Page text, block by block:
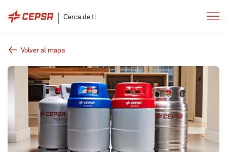
Cerca de ti
Volver al mapa